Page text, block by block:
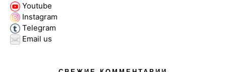
Youtube
Instagram
Telegram
Email us